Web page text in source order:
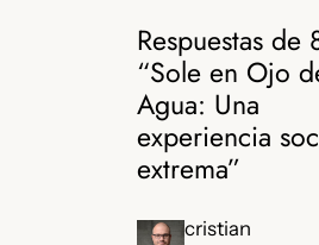
Respuestas de
“Sole en Ojo
Agua: Una
experiencia
extrema”
cristian